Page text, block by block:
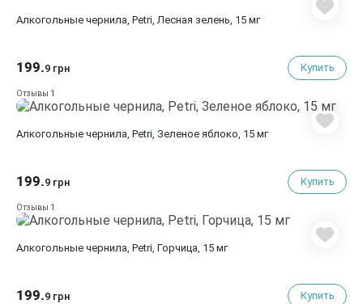
Алкогольные чернила, Petri, Лесная зелень, 15 мг
199.9 грн Купить
Отзывы 1
Алкогольные чернила, Petri, Зеленое яблоко, 15 мг
199.9 грн Купить
Отзывы 1
Алкогольные чернила, Petri, Горчица, 15 мг
199.9 грн Купить